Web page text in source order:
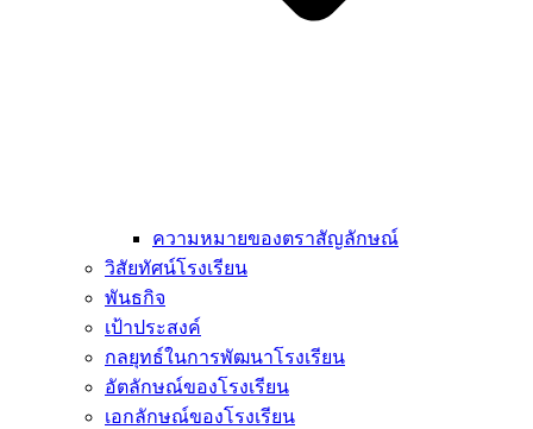
ความหมายของตราสัญลักษณ์
วิสัยทัศน์โรงเรียน
พันธกิจ
เป้าประสงค์
กลยุทธ์ในการพัฒนาโรงเรียน
อัตลักษณ์ของโรงเรียน
เอกลักษณ์ของโรงเรียน